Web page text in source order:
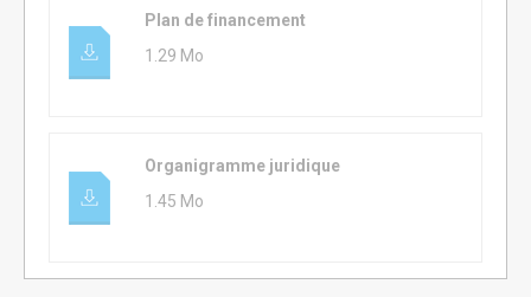
Plan de financement
1.29 Mo
Organigramme juridique
1.45 Mo